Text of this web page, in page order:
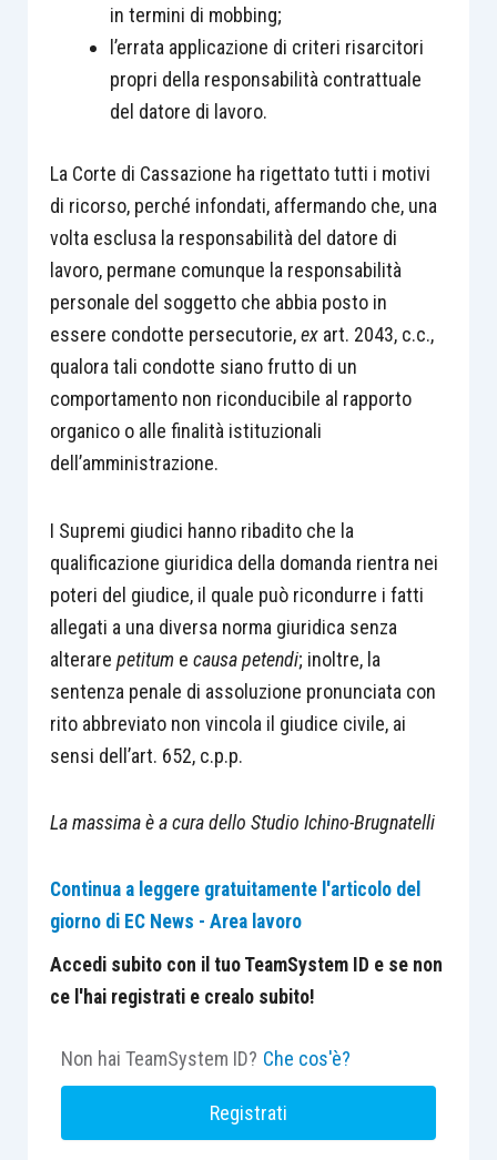
in termini di mobbing;
l’errata applicazione di criteri risarcitori
propri della responsabilità contrattuale
del datore di lavoro.
La Corte di Cassazione ha rigettato tutti i motivi
di ricorso, perché infondati, affermando che, una
volta esclusa la responsabilità del datore di
lavoro, permane comunque la responsabilità
personale del soggetto che abbia posto in
essere condotte persecutorie,ex art. 2043, c.c.,
qualora tali condotte siano frutto di un
comportamento non riconducibile al rapporto
organico o alle finalità istituzionali
dell’amministrazione.
I Supremi giudici hanno ribadito che la
qualificazione giuridica della domanda rientra nei
poteri del giudice, il quale può ricondurre i fatti
allegati a una diversa norma giuridica senza
alterare petitume causa petendi; inoltre, la
sentenza penale di assoluzione pronunciata con
rito abbreviato non vincola il giudice civile, ai
sensi dell’art. 652, c.p.p.
La massima è a cura dello Studio Ichino-Brugnatelli
Continua a leggere gratuitamente l'articolo del
giorno di EC News - Area lavoro
Accedi subito con il tuo TeamSystem ID e se non
ce l'hai registrati e crealo subito!
Non hai TeamSystem ID? Che cos'è?
Registrati